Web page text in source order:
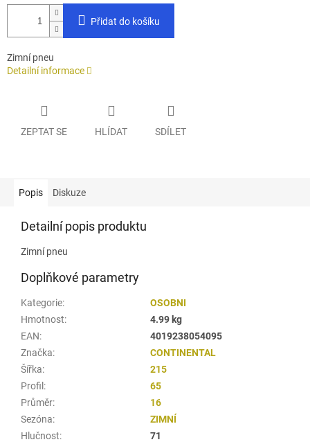
Přidat do košíku
Zimní pneu
Detailní informace
ZEPTAT SE HLÍDAT SDÍLET
Popis Diskuze
Detailní popis produktu
Zimní pneu
Doplňkové parametry
Kategorie:
OSOBNI
Hmotnost:
4.99 kg
EAN:
4019238054095
Značka:
CONTINENTAL
Šířka:
215
Profil :
65
Průměr:
16
Sezóna:
ZIMNÍ
Hlučnost:
71